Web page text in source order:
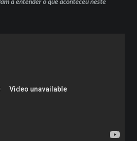
a entender o que aconteceu neste